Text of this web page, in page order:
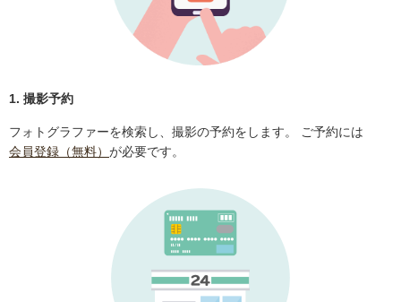
1. 撮影予約
フォトグラファーを検索し、撮影の予約をします。 ご予約には
会員登録（無料） が必要です。